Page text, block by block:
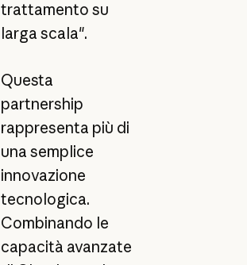
trattamento su
larga scala".
Questa
partnership
rappresenta più di
una semplice
innovazione
tecnologica.
Combinando le
capacità avanzate